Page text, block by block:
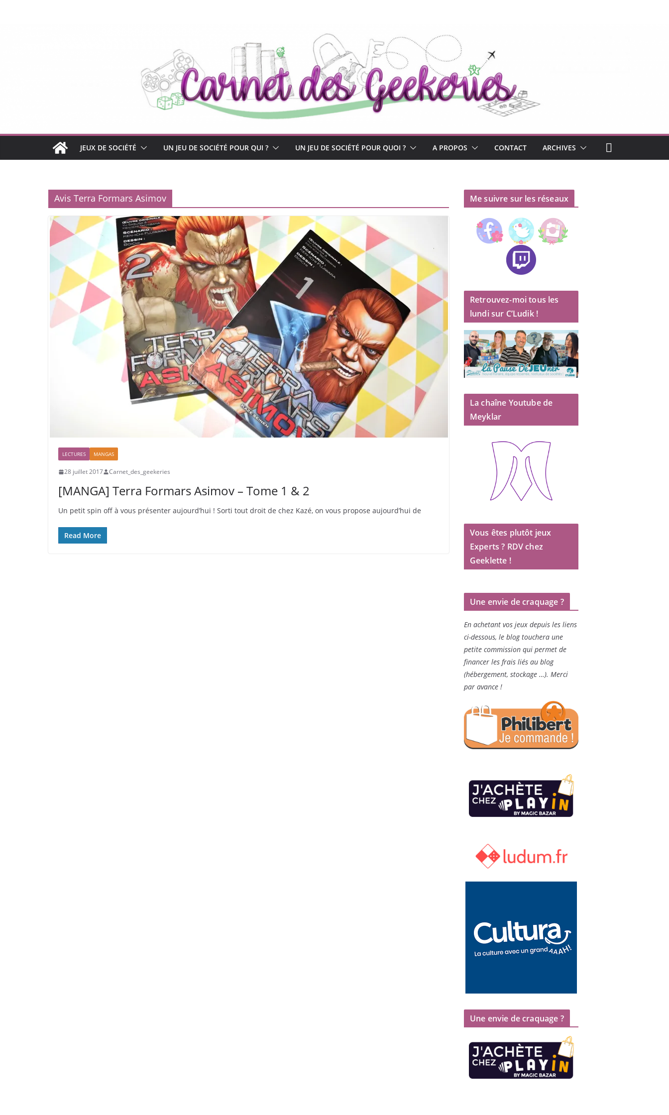
JEUX DE SOCIÉTÉ UN JEU DE SOCIÉTÉ POUR QUI ? UN JEU DE SOCIÉTÉ POUR QUOI ? A PROPOS CONTACT ARCHIVES
Avis Terra Formars Asimov
LECTURES MANGAS
28 juillet 2017 Carnet_des_geekeries
[MANGA] Terra Formars Asimov – Tome 1 & 2
Un petit spin off à vous présenter aujourd’hui ! Sorti tout droit de chez Kazé, on vous propose aujourd’hui de
Read More
Me suivre sur les réseaux
Retrouvez-moi tous les
lundi sur C’Ludik !
La chaîne Youtube de
Meyklar
Vous êtes plutôt jeux
Experts ? RDV chez
Geeklette !
Une envie de craquage ?
En achetant vos jeux depuis les liens
ci-dessous, le blog touchera une
petite commission qui permet de
financer les frais liés au blog
(hébergement, stockage …). Merci
par avance !
Une envie de craquage ?